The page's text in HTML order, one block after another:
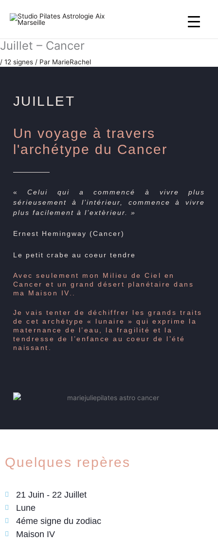
contenu
Juillet – Cancer
/ 12 signes / Par MarieRachel
JUILLET
Un voyage à travers
l'archétype du Cancer
«Celui qui a commencé à vivre plus
sérieusement à l’intérieur, commence à vivre
plus facilement à l’extèrieur. »
Ernest Hemingway (Cancer)
Le petit crabe au coeur tendre
Avec seulement mon Milieu de Ciel en
Cancer et un grand désert planétaire dans
ma Maison IV..
Je vais tenter de déchiffrer les grands traits
de cet archétype « lunaire » qui exprime la
maternance de l’eau, la fragilité et la
tendresse de l’enfance au coeur de l’été
naissant.
Quelques repères
21 Juin - 22 Juillet
Lune
4éme signe du zodiac
Maison IV